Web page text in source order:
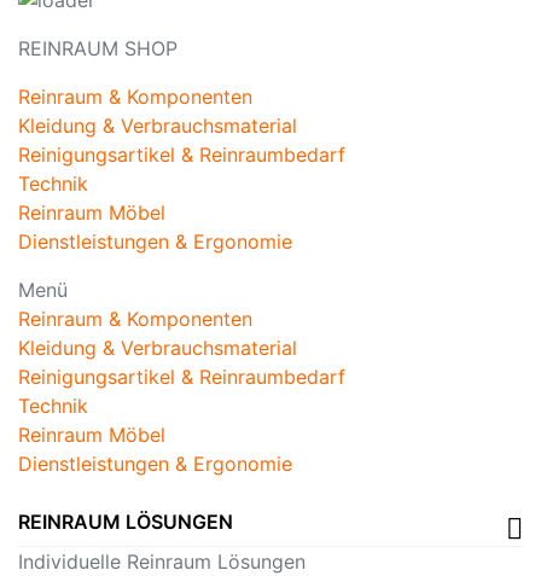
REINRAUM SHOP
Reinraum & Komponenten
Kleidung & Verbrauchsmaterial
Reinigungsartikel & Reinraumbedarf
Technik
Reinraum Möbel
Dienstleistungen & Ergonomie
Menü
Reinraum & Komponenten
Kleidung & Verbrauchsmaterial
Reinigungsartikel & Reinraumbedarf
Technik
Reinraum Möbel
Dienstleistungen & Ergonomie
REINRAUM LÖSUNGEN
Individuelle Reinraum Lösungen